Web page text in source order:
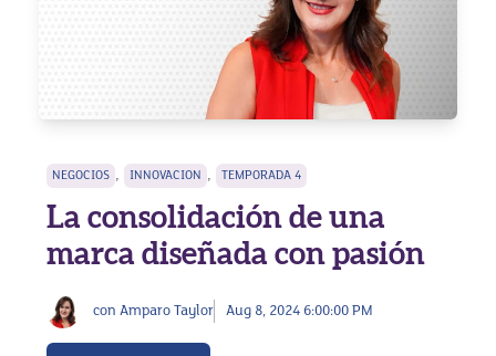
NEGOCIOS , INNOVACION , TEMPORADA 4
La consolidación de una
marca diseñada con pasión
con Amparo Taylor Aug 8, 2024 6:00:00 PM